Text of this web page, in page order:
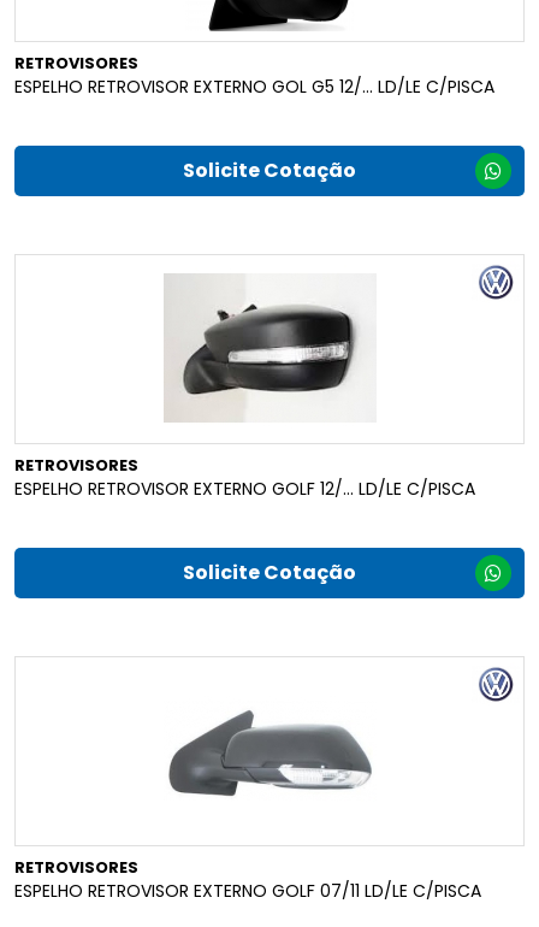
RETROVISORES
ESPELHO RETROVISOR EXTERNO GOL G5 12/... LD/LE C/PISCA
Solicite Cotação
RETROVISORES
ESPELHO RETROVISOR EXTERNO GOLF 12/... LD/LE C/PISCA
Solicite Cotação
RETROVISORES
ESPELHO RETROVISOR EXTERNO GOLF 07/11 LD/LE C/PISCA